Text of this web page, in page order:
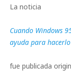
La noticia
Cuando Windows
ayuda para hacerlo
fue publicada